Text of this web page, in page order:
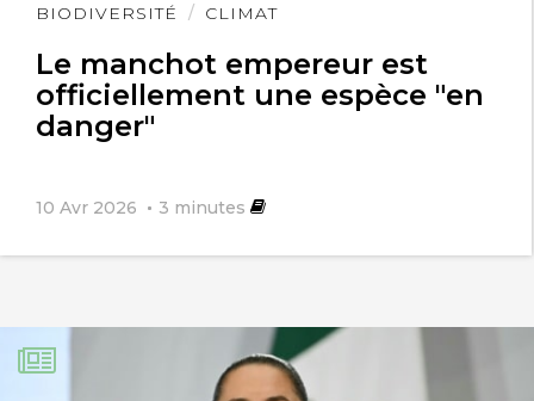
BIODIVERSITÉ CLIMAT
Le manchot empereur est
officiellement une espèce "en
danger"
10 Avr 2026 3 minutes
Lire